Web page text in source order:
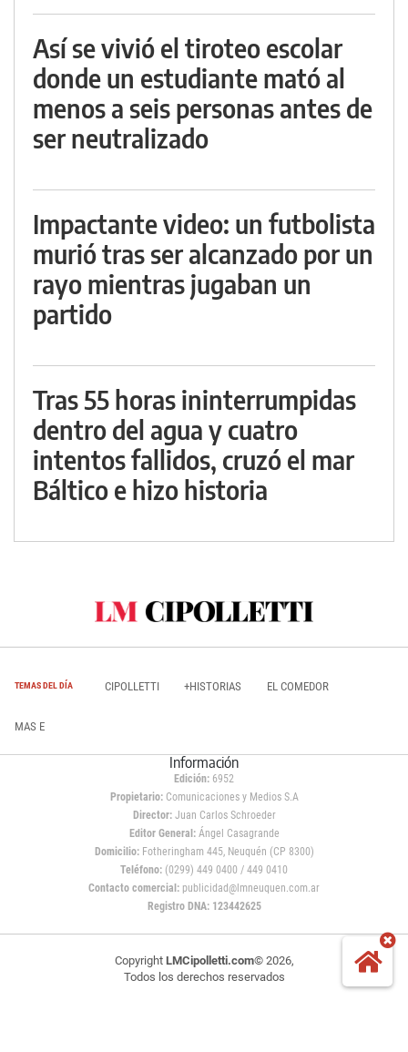
Así se vivió el tiroteo escolar
donde un estudiante mató al
menos a seis personas antes de
ser neutralizado
Impactante video: un futbolista
murió tras ser alcanzado por un
rayo mientras jugaban un
partido
Tras 55 horas ininterrumpidas
dentro del agua y cuatro
intentos fallidos, cruzó el mar
Báltico e hizo historia
TEMAS DEL DÍA CIPOLLETTI +HISTORIAS EL COMEDOR
MAS E
Información
Edición: 6952
Propietario:Comunicaciones y Medios S.A
Director: Juan Carlos Schroeder
Editor General:Ángel Casagrande
Domicilio:Fotheringham 445, Neuquén (CP 8300)
Teléfono: (0299) 449 0400 / 449 0410
Contacto comercial: publicidad@lmneuquen.com.ar
Registro DNA: 123442625
Copyright LMCipolletti.com© 2026,
Todos los derechos reservados